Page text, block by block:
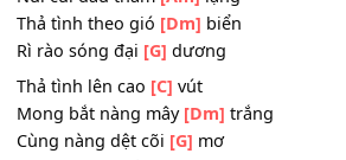
Tempo: 100 | Beat: 4/4
Thả tình theo gió[C]núi
Núi cúi đầu thầm [Am]
Thả tình theo gió[Dm]biển
Rì rào sóng đại[G]dương